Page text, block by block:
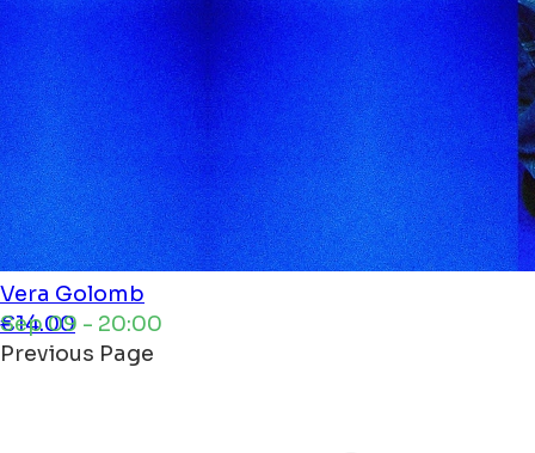
Vera Golomb
Sep 09 - 20:00
€14.00
Previous Page